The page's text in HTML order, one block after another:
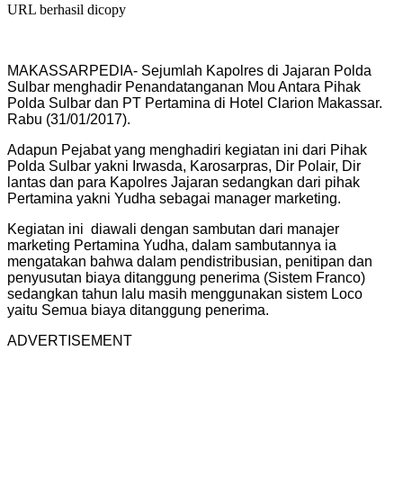
URL berhasil dicopy
MAKASSARPEDIA- Sejumlah Kapolres di Jajaran Polda
Sulbar menghadir Penandatanganan Mou Antara Pihak
Polda Sulbar dan PT Pertamina di Hotel Clarion Makassar.
Rabu (31/01/2017).
Adapun Pejabat yang menghadiri kegiatan ini dari Pihak
Polda Sulbar yakni Irwasda, Karosarpras, Dir Polair, Dir
lantas dan para Kapolres Jajaran sedangkan dari pihak
Pertamina yakni Yudha sebagai manager marketing.
Kegiatan ini diawali dengan sambutan dari manajer
marketing Pertamina Yudha, dalam sambutannya ia
mengatakan bahwa dalam pendistribusian, penitipan dan
penyusutan biaya ditanggung penerima (Sistem Franco)
sedangkan tahun lalu masih menggunakan sistem Loco
yaitu Semua biaya ditanggung penerima.
ADVERTISEMENT